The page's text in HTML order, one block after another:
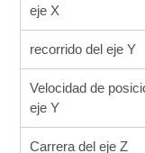
eje X
recorrido del eje Y
Velocidad de
eje Y
Carrera del eje Z